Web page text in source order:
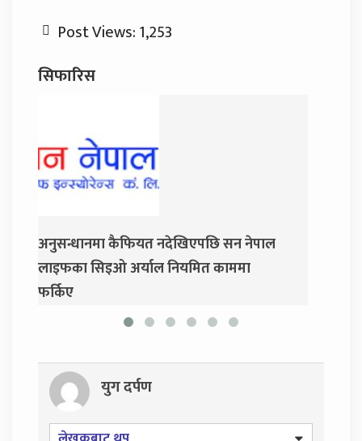
Post Views:1,253
सिफारिस
अनुसन्धानमा कैफियत नदेखिएपछि सन नेपाल
लाइफका सिइओ अर्याल नियमित काममा
फर्किए
युग दर्पण